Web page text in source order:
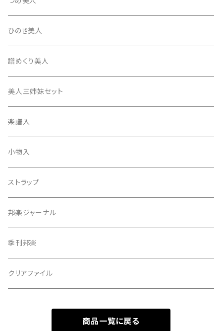
13絃用琴台（高）
消音フェルト
三角撥入（ファスナー式）
長唄・民謡撥
地唄撥
撥さや
撥滑り止めゴム
ひざゴム・胴ゴム・おひざもと
天神袋
天神巾着
指すり
つぼシール
撥皮・撥皮のり
胴板
ひのき美人
譜めくり美人
美人三姉妹セット
楽譜入
小物入
ストラップ
邦楽ジャーナル
季刊邦楽
クリアファイル
商品一覧に戻る